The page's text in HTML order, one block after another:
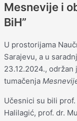
Mesnevije i
BiH”
U prostorijama
Sarajevu, a u
23.12.2024.,
tumačenja
Učesnici su bili
Halilagić, prof. dr.